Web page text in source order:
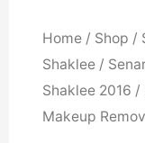
Home/ Shop /
Shaklee/
Shaklee 2016 /
Makeup